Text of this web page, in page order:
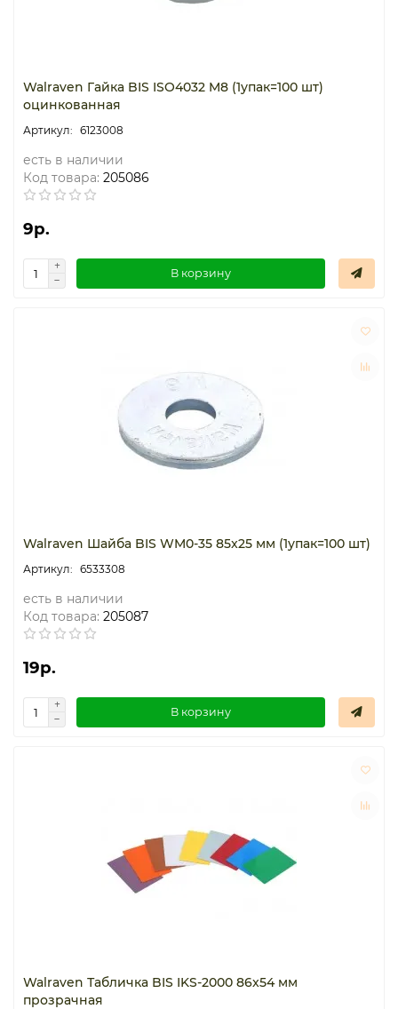
Walraven Гайка BIS ISO4032 M8 (1упак=100 шт)
оцинкованная
6123008
есть в наличии
Код товара: 205086
9р.
В корзину
Walraven Шайба BIS WM0-35 85x25 мм (1упак=100 шт)
6533308
есть в наличии
Код товара: 205087
19р.
В корзину
Walraven Табличка BIS IKS-2000 86x54 мм
прозрачная